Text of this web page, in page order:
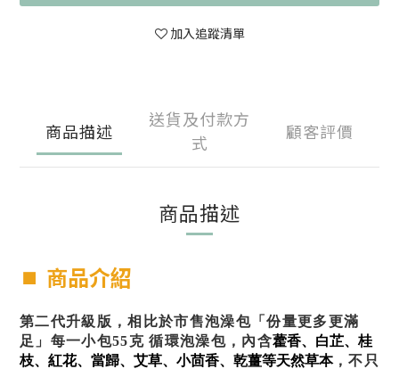
加入追蹤清單
商品描述
送貨及付款方
式
顧客評價
商品描述
⏹︎ 商品介紹
第二代升級版，相比於市售泡澡包「份量更多更滿
足」每一小包55克 循環泡澡包，內含藿香、白芷、桂
枝、紅花、當歸、艾草、小茴香、乾薑等天然草本，不只